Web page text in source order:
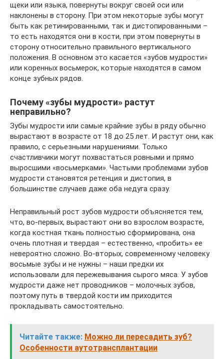
щеки или языка, повернуты вокруг своей оси или
наклонены в сторону. При этом некоторые зубы могут
быть как ретинированными, так и дистопированными –
то есть находятся они в кости, при этом повернуты в
сторону относительно правильного вертикального
положения. В основном это касается «зубов мудрости»
или коренных восьмерок, которые находятся в самом
конце зубных рядов.
Почему «зубы мудрости» растут
неправильно?
Зубы мудрости или самые крайние зубы в ряду обычно
вырастают в возрасте от 18 до 25 лет. И растут они, как
правило, с серьезными нарушениями. Только
счастливчики могут похвастаться ровными и прямо
выросшими «восьмерками». Частыми проблемами зубов
мудрости становятся ретенция и дистопия, в
большинстве случаев даже оба недуга сразу.
Неправильный рост зубов мудрости объясняется тем,
что, во-первых, вырастают они во взрослом возрасте,
когда костная ткань полностью сформирована, она
очень плотная и твердая – естественно, «пробить» ее
невероятно сложно. Во-вторых, современному человеку
восьмые зубы и не нужны – наши предки их
использовали для пережевывания сырого мяса. У зубов
мудрости даже нет проводников – молочных зубов,
поэтому путь в твердой кости им приходится
прокладывать самостоятельно.
Читайте также: Можно ли пересадить зуб?
Особенности аутотрансплантации